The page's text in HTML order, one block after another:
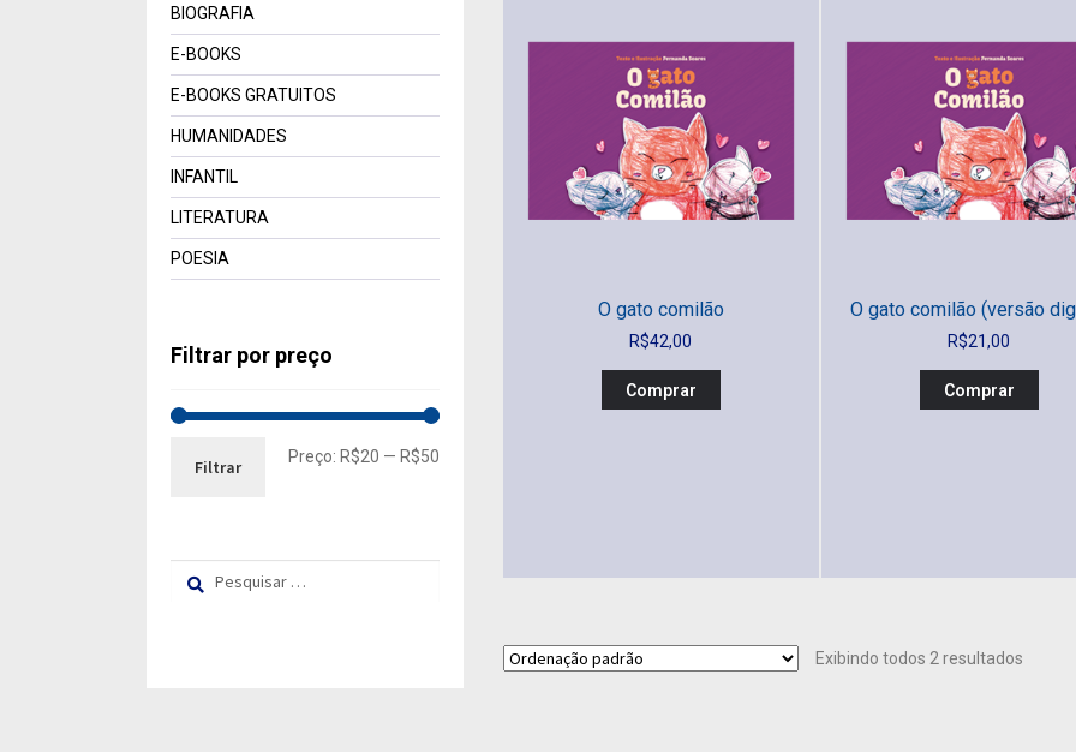
O gato comilão
R$42,00
Comprar
O gato comilão (versão
R$21,00
Comprar
Exibindo todos 2 resultados
BIOGRAFIA
E-BOOKS
E-BOOKS GRATUITOS
HUMANIDADES
INFANTIL
LITERATURA
POESIA
Filtrar por preço
Filtrar Preço: R$20 — R$50
por: